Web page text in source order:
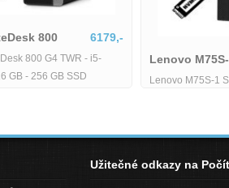
HP EliteDesk 800
HP EliteDesk 800 G4 TWR - i5-
8500 - 16 GB - 256 GB SSD
Lenovo
Lenovo
Užitečné odkazy na